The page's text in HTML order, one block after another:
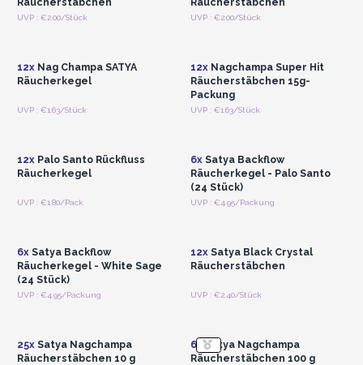
UVP : €2.00/Stück UVP : €2.00/Stück
Anmelden oder
12xNag Champa SATYA
Räucherkegel
UVP : €1.63/Stück
Anmelden oder
12xNagchampa Super Hit
Räucherstäbchen 15g-
Packung
UVP : €1.63/Stück
Anmelden oder
12xPalo Santo Rückfluss
Räucherkegel
UVP : €1.80/Pack
Anmelden oder
6xSatya Backflow
Räucherkegel - Palo Santo
(24 Stück)
UVP : €4.95/Packung
Anmelden oder
6xSatya Backflow
Räucherkegel - White Sage
(24 Stück)
UVP : €4.95/Packung
Anmelden oder
12xSatya Black Crystal
Räucherstäbchen
UVP : €2.40/Stück
Anmelden oder
25xSatya Nagchampa
Räucherstäbchen 10 g
Anmelden oder
6x Satya Nagchampa
Räucherstäbchen 100 g